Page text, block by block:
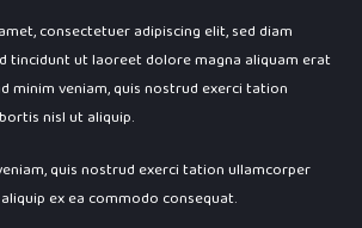
consectetuer adipiscing elit, sed diam
tincidunt ut laoreet dolore magna aliquam erat
minim veniam, quis nostrud exerci tation
nisl ut aliquip.
quis nostrud exerci tation ullamcorper
ex ea commodo consequat.